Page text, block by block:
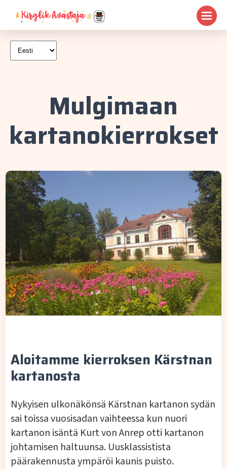
Mulgimaan
kartanokierrokset
Aloitamme kierroksen Kärstnan
kartanosta
Nykyisen ulkonäkönsä Kärstnan kartanon sydän
sai toissa vuosisadan vaihteessa kun nuori
kartanon isäntä Kurt von Anrep otti kartanon
johtamisen haltuunsa. Uusklassistista
päärakennusta ympäröi kaunis puisto.